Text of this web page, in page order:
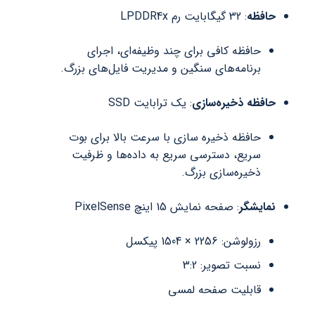
حافظه: 32 گیگابایت رم LPDDR4x
حافظه کافی برای چند وظیفه‌ای، اجرای
برنامه‌های سنگین و مدیریت فایل‌های بزرگ.
حافظه ذخیره‌سازی: یک ترابایت SSD
حافظه ذخیره سازی با سرعت بالا برای بوت
سریع، دسترسی سریع به داده‌ها و ظرفیت
ذخیره‌سازی بزرگ.
نمایشگر: صفحه نمایش 15 اینچ PixelSense
رزولوشن: 2256 × 1504 پیکسل
نسبت تصویر: 3:2
قابلیت صفحه لمسی